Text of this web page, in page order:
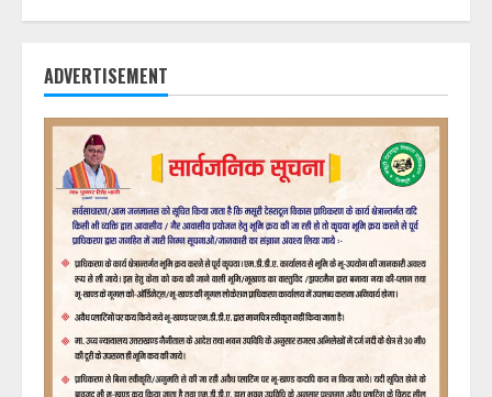
ADVERTISEMENT